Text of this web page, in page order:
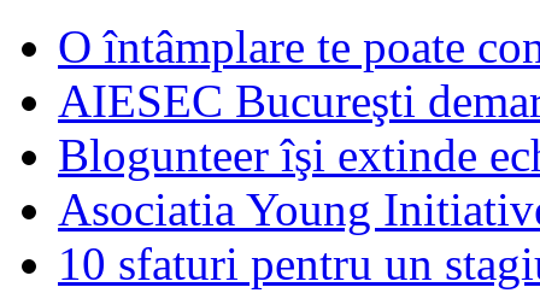
O întâmplare te poate
AIESEC Bucureşti
Blogunteer îşi extinde
Asociatia Young
10 sfaturi pentru un